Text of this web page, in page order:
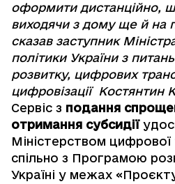
оформити дистанційно,
виходячи з дому ще й на
сказав заступник
політики України з
розвитку, цифрових
цифровізації
Сервіс з подання
отримання субсидії
Міністерством
спільно з Програмою
Україні у межах